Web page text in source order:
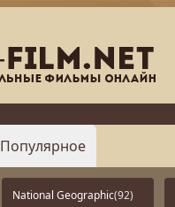
Популярное
National Geographic(92)